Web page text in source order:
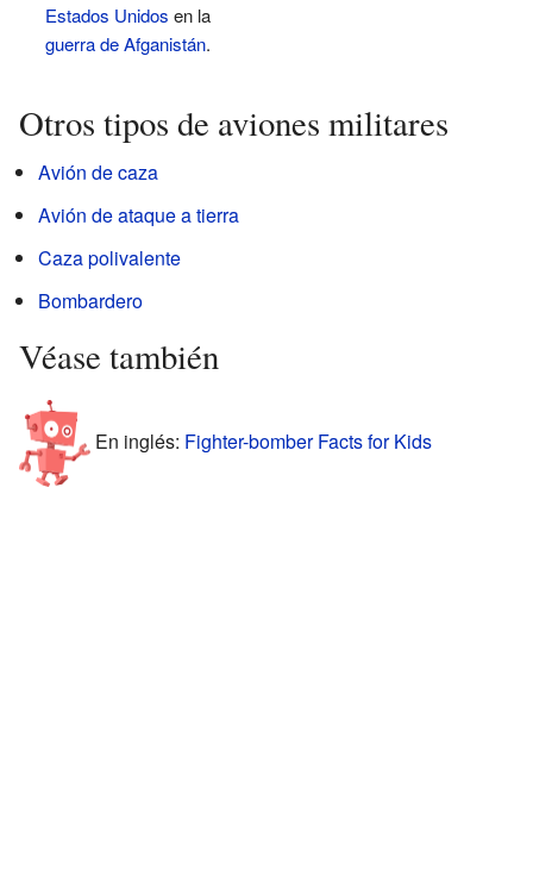
Estados Unidos en la
guerra de Afganistán.
Otros tipos de aviones militares
Avión de caza
Avión de ataque a tierra
Caza polivalente
Bombardero
Véase también
En inglés: Fighter-bomber Facts for Kids